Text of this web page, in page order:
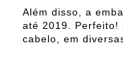
Além disso, a
até 2019. Perfeito!
cabelo, em